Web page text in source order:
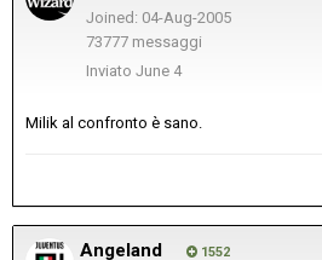
Joined: 04-Aug-2005
73777 messaggi
Inviato June 4
Milik al confronto è sano.
Angeland 1552